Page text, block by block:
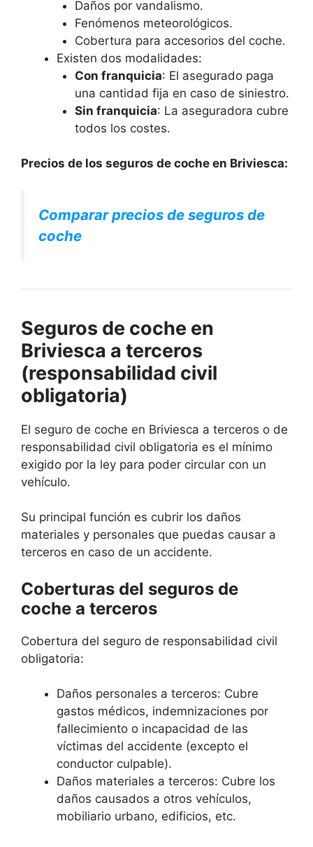
Daños por vandalismo.
Fenómenos meteorológicos.
Cobertura para accesorios del coche.
Existen dos modalidades:
Con franquicia: El asegurado paga
una cantidad fija en caso de siniestro.
Sin franquicia: La aseguradora cubre
todos los costes.
Precios de los seguros de coche en Briviesca:
Comparar precios de seguros de
coche
Seguros de coche en
Briviesca a terceros
(responsabilidad civil
obligatoria)
El seguro de coche en Briviesca a terceros o de
responsabilidad civil obligatoria es el mínimo
exigido por la ley para poder circular con un
vehículo.
Su principal función es cubrir los daños
materiales y personales que puedas causar a
terceros en caso de un accidente.
Coberturas del seguros de
coche a terceros
Cobertura del seguro de responsabilidad civil
obligatoria:
Daños personales a terceros: Cubre
gastos médicos, indemnizaciones por
fallecimiento o incapacidad de las
víctimas del accidente (excepto el
conductor culpable).
Daños materiales a terceros: Cubre los
daños causados a otros vehículos,
mobiliario urbano, edificios, etc.